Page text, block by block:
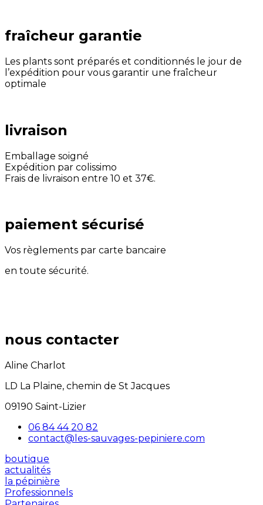
fraîcheur garantie
Les plants sont préparés et conditionnés le jour de
l’expédition pour vous garantir une fraîcheur
optimale
livraison
Emballage soigné
Expédition par colissimo
Frais de livraison entre 10 et 37€.
paiement sécurisé
Vos règlements par carte bancaire
en toute sécurité.
nous contacter
Aline Charlot
LD La Plaine, chemin de St Jacques
09190 Saint-Lizier
06 84 44 20 82
contact@les-sauvages-pepiniere.com
boutique
actualités
la pépinière
Professionnels